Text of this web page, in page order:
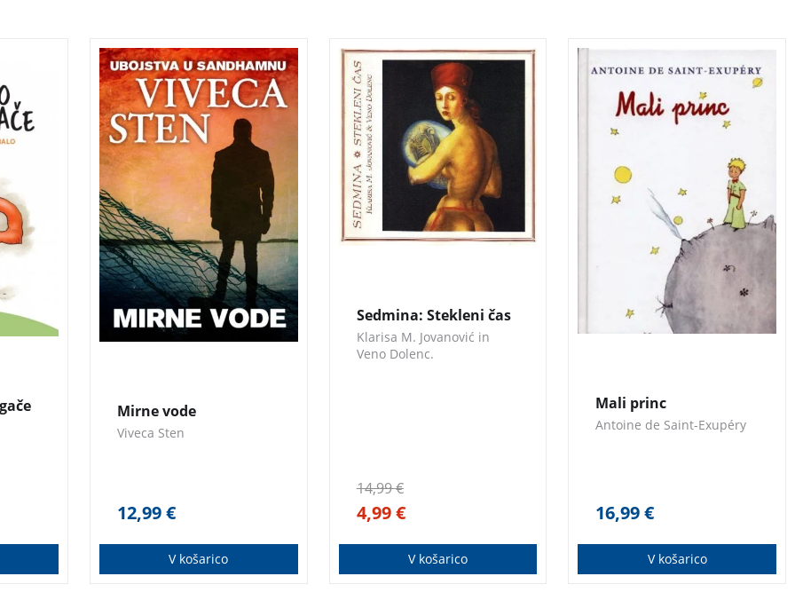
Vrućeg srpanjskog jutra, u
idiličnom izletištu u
Švedskoj, slučajni
prolaznik, šećući psa,
nailazi na jeziv prizor:
more je na plažu izbacilo
truplo zapetljano u
ribarsku mrežu. (Knjiga je
na hrvatskom jeziku).
Mirne vode
Viveca Sten
12,99€
V košarico
Zgoščenka priznane
zasedbe Sedmina.
Sedmina: Stekleni čas
Klarisa M. Jovanović in
Veno Dolenc.
14,99€
4,99€
V košarico
V knjigi je nanizana cela
vrsta skrivnosti in
razmišljanj tako o ljubezni
do bližnjega kot tudi do
vseh živih bitij. Bistvena pa
je tista, ki jo malemu
princu izda lisica, ko pravi:
“Kdor hoče videti, mora
gledati s srcem.”
Mali princ
Antoine de Saint-Exupéry
16,99€
V košarico